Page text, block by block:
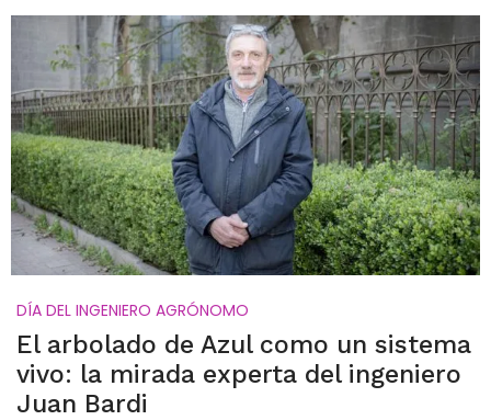
DÍA DEL INGENIERO AGRÓNOMO
El arbolado de Azul como un sistema
vivo: la mirada experta del ingeniero
Juan Bardi